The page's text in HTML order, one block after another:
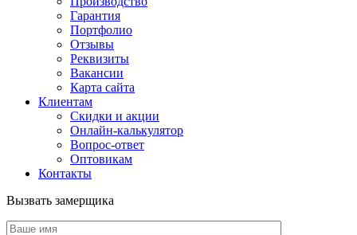
Гарантия
Портфолио
Отзывы
Реквизиты
Вакансии
Карта сайта
Клиентам
Скидки и акции
Онлайн-калькулятор
Вопрос-ответ
Оптовикам
Контакты
Вызвать замерщика